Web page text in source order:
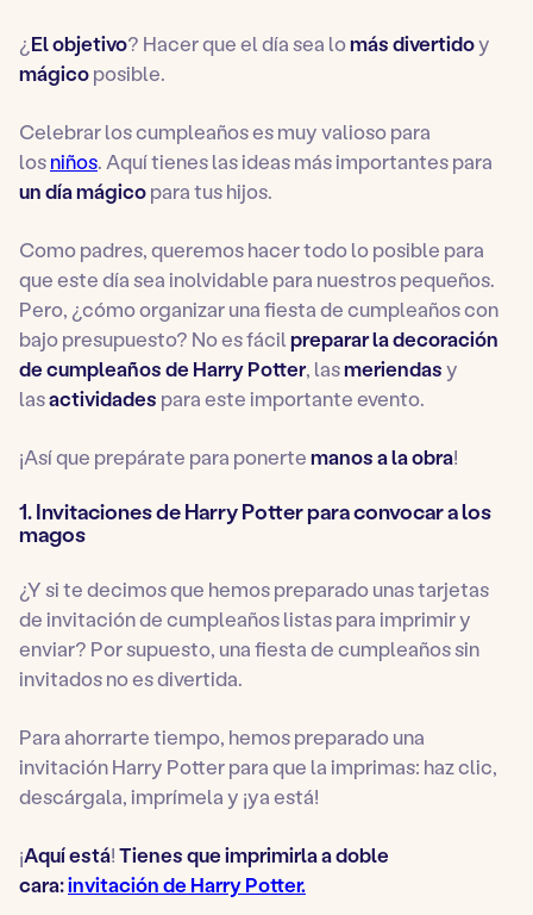
¿ El objetivo? Hacer que el día sea lomásdivertidoy
mágicoposible.
Celebrar los cumpleaños es muy valioso para
losniños. Aquí tienes las ideas más importantes para
un día mágicopara tus hijos.
Como padres, queremos hacer todo lo posible para
que este día sea inolvidable para nuestros pequeños.
Pero, ¿cómo organizar una fiesta de cumpleaños con
bajo presupuesto? No es fácilpreparar la decoración
de cumpleaños de Harry Potter, lasmeriendasy
lasactividades para este importante evento.
¡Así que prepárate para ponertemanos a la obra!
1.Invitaciones de Harry Potter para convocar a los
magos
¿Y si te decimos que hemos preparado unas tarjetas
de invitación de cumpleaños listas para imprimir y
enviar? Por supuesto, una fiesta de cumpleaños sin
invitados no es divertida.
Para ahorrarte tiempo, hemos preparado una
invitación Harry Potter para que la imprimas: haz clic,
descárgala, imprímela y ¡ya está!
¡Aquí está!Tienes que imprimirla a doble
cara:invitación de Harry Potter.